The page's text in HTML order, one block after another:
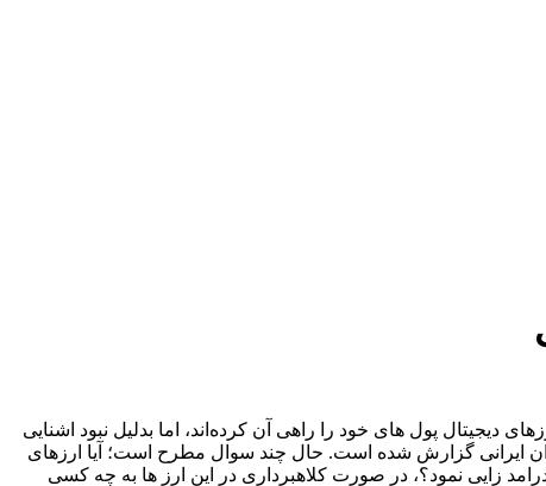
دیجیتال پول های خود را راهی آن کرده‌اند، اما بدلیل نبود اشنایی
ایرانی گزارش شده است. حال چند سوال مطرح است؛ آیا ارز­های
زایی نمود؟، در صورت کلاهبرداری در این ارز ها به چه کسی